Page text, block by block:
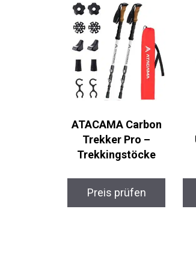
ATACAMA Carbon
Trekker Pro –
Trekkingstöcke
Preis prüfen